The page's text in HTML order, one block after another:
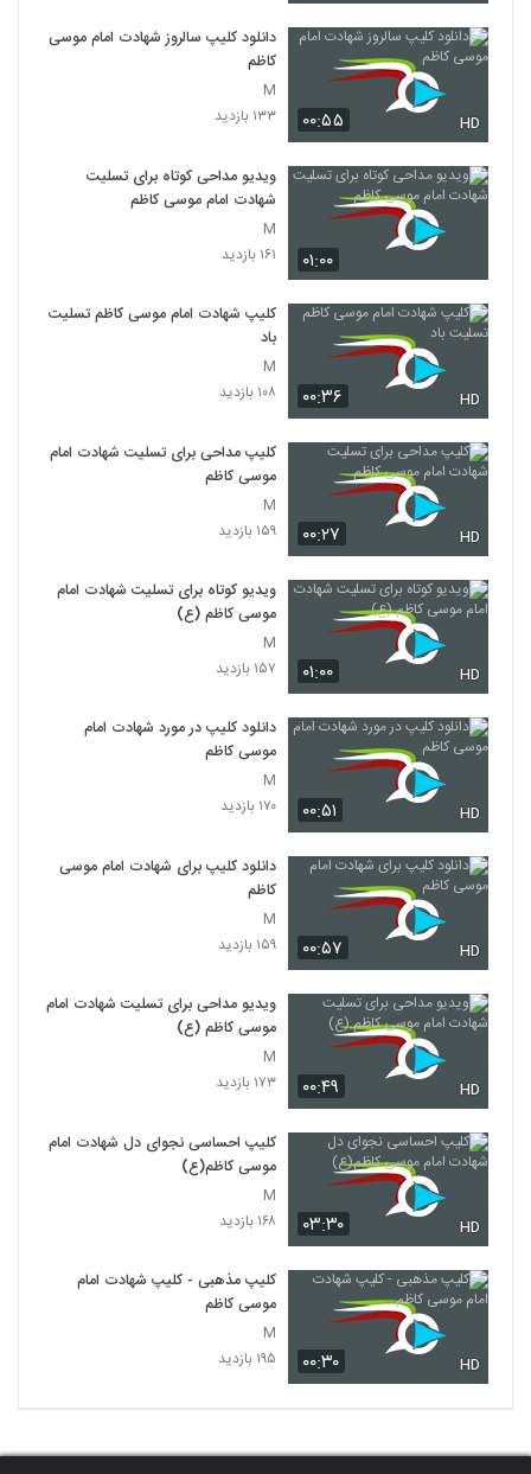
۰۰:۵۵ HD
دانلود کلیپ سالروز شهادت امام موسی
کاظم
M
۱۳۳ بازدید
۰۱:۰۰
ویدیو مداحی کوتاه برای تسلیت
شهادت امام موسی کاظم
M
۱۶۱ بازدید
۰۰:۳۶ HD
کلیپ شهادت امام موسی کاظم تسلیت
باد
M
۱۰۸ بازدید
۰۰:۲۷ HD
کلیپ مداحی برای تسلیت شهادت امام
موسی کاظم
M
۱۵۹ بازدید
۰۱:۰۰ HD
ویدیو کوتاه برای تسلیت شهادت امام
موسی کاظم (ع)
M
۱۵۷ بازدید
۰۰:۵۱ HD
دانلود کلیپ در مورد شهادت امام
موسی کاظم
M
۱۷۰ بازدید
۰۰:۵۷ HD
دانلود کلیپ برای شهادت امام موسی
کاظم
M
۱۵۹ بازدید
۰۰:۴۹ HD
ویدیو مداحی برای تسلیت شهادت امام
موسی کاظم (ع)
M
۱۷۳ بازدید
۰۳:۳۰ HD
کلیپ احساسی نجوای دل شهادت امام
موسی کاظم(ع)
M
۱۶۸ بازدید
۰۰:۳۰ HD
کلیپ مذهبی - کلیپ شهادت امام
موسی کاظم
M
۱۹۵ بازدید